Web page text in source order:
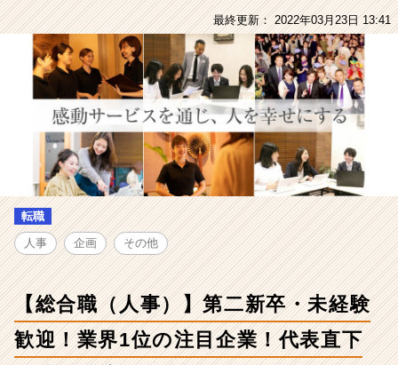
人
【総
合
職
（人
事）】
二
未
経
歓
迎！
業
界
最終更新： 2022年03月23日 13:41
転職
人事 企画 その他
【総合職（人事）】第二新卒・未経験
歓迎！業界1位の注目企業！代表直下